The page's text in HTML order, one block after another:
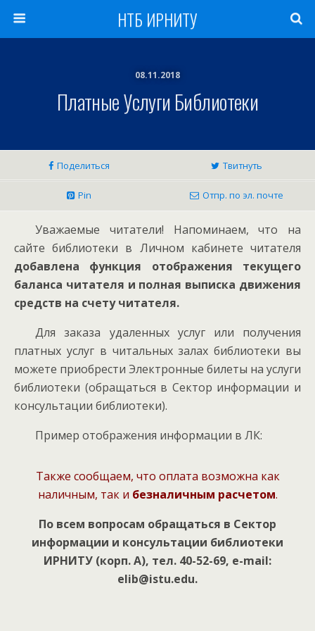
НТБ ИРНИТУ
08.11.2018
Платные Услуги Библиотеки
Поделиться Твитнуть
Pin Отпр. по эл. почте
Уважаемые читатели! Напоминаем, что на
сайте библиотеки в Личном кабинете читателя
добавлена функция отображения текущего
баланса читателя и полная выписка движения
средств на счету читателя.
Для заказа удаленных услуг или получения
платных услуг в читальных залах библиотеки вы
можете приобрести Электронные билеты на услуги
библиотеки (обращаться в Сектор информации и
консультации библиотеки).
Пример отображения информации в ЛК:
Также сообщаем, что оплата возможна как
наличным, так и безналичным расчетом.
По всем вопросам обращаться в Сектор
информации и консультации библиотеки
ИРНИТУ (корп. А), тел. 40-52-69, e-mail:
elib@istu.edu.